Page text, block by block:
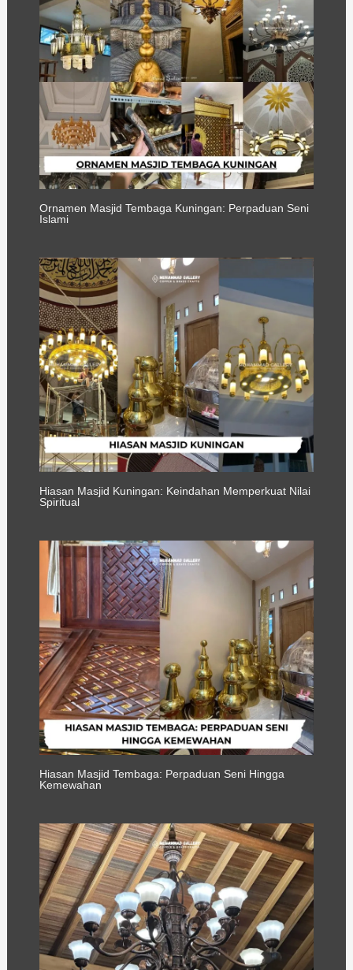
Ornamen Masjid Tembaga Kuningan: Perpaduan Seni
Islami
Hiasan Masjid Kuningan: Keindahan Memperkuat Nilai
Spiritual
Hiasan Masjid Tembaga: Perpaduan Seni Hingga
Kemewahan